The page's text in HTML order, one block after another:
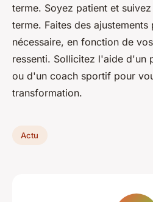
terme. Soyez patient et
terme. Faites des ajustements
nécessaire, en fonction de
ressenti. Sollicitez l'aide d'un
ou d'un coach sportif pour
transformation.
Actu